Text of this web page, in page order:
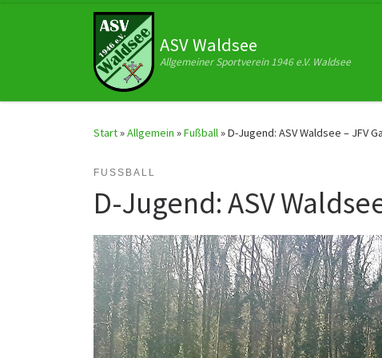
Zum Inhalt springen
ASV Waldsee
Allgemeiner Sportverein 1946 e.V. Waldsee
Start»Allgemein »Fußball»D-Jugend: ASV Waldsee – JFV
FUSSBALL
D-Jugend: ASV